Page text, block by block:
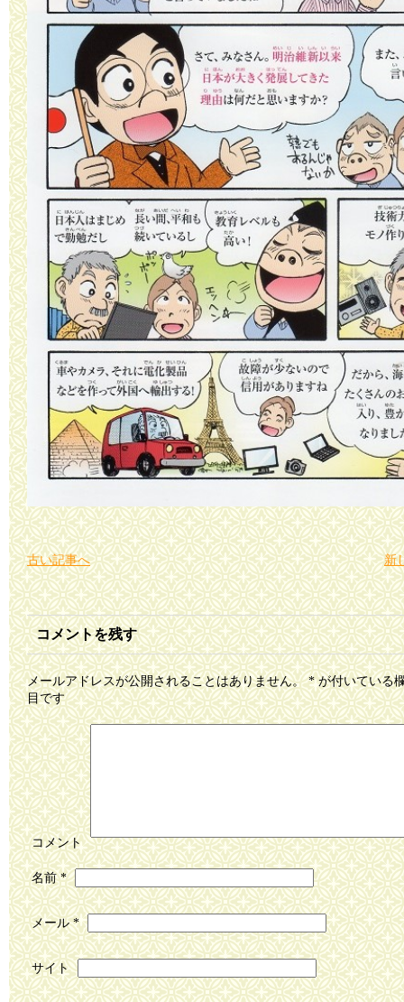
古い記事へ 新
コメントを残す
メールアドレスが公開されることはありません。 *が付いている
目です
コメント
名前*
メール*
サイト